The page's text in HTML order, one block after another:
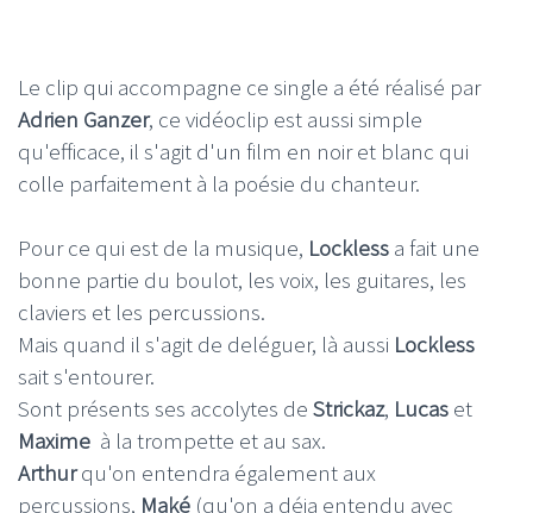
Le clip qui accompagne ce single a été réalisé par
Adrien Ganzer, ce vidéoclip est aussi simple
qu'efficace, il s'agit d'un film en noir et blanc qui
colle parfaitement à la poésie du chanteur.
Pour ce qui est de la musique, Lockless a fait une
bonne partie du boulot, les voix, les guitares, les
claviers et les percussions.
Mais quand il s'agit de deléguer, là aussi Lockless
sait s'entourer.
Sont présents ses accolytes de Strickaz, Lucas et
Maxime à la trompette et au sax.
Arthurqu'on entendra également aux
percussions, Maké (qu'on a déja entendu avec